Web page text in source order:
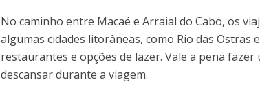
No caminho entre Macaé e Arraial do Cabo, os
algumas cidades litorâneas, como Rio das Ostras
restaurantes e opções de lazer. Vale a pena
descansar durante a viagem.